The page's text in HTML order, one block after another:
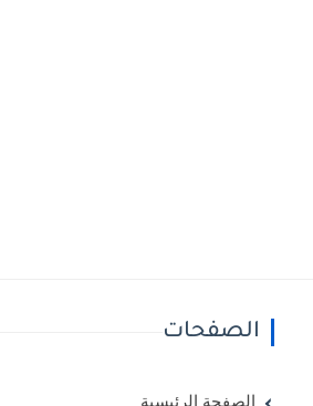
الصفحات
الصفحة الرئيسية